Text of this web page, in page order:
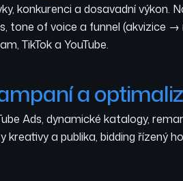
konkurenci a dosavadní výkon.
tone of voice a funnel (akvizice →
TikTok a YouTube.
a
Ads, dynamické katalogy,
kreativy a publika, bidding řízený